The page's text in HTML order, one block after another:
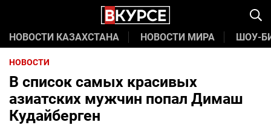
НОВОСТИ КАЗАХСТАНА НОВОСТИ МИРА ШОУ-
НОВОСТИ
В список самых красивых
азиатских мужчин попал Димаш
Кудайберген